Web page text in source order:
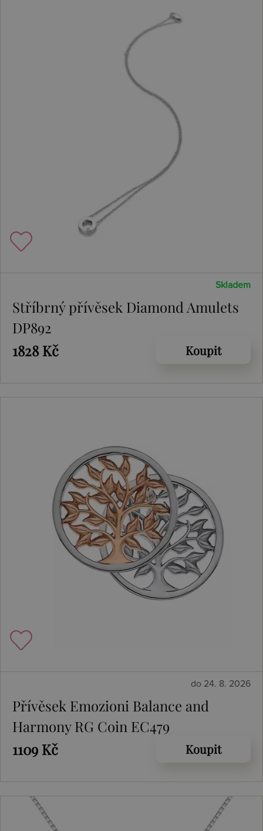
Skladem
Stříbrný přívěsek Diamond Amulets
DP892
1828 Kč
Koupit
do 24. 8. 2026
Přívěsek Emozioni Balance and
Harmony RG Coin EC479
1109 Kč
Koupit